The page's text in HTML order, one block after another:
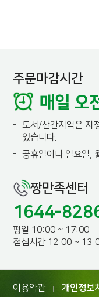
주문마감시간
매일 오
-
도서/산간지역은 지
있습니다.
-
공휴일이나 일요일,
짱만족센터
1644-
평일 10:00 ~ 17:00
점심시간 12:00 ~
이용약관 개인정보